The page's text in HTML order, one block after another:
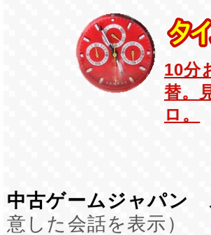
10分
替。
ロ。
中古ゲームジャパン
意した会話を表示）